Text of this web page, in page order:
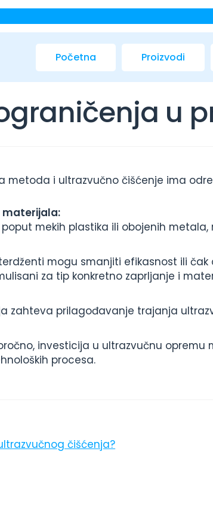
Početna Proizvodi
u
metoda i ultrazvučno čišćenje ima
poput mekih plastika ili obojenih
mogu smanjiti efikasnost ili
za tip konkretno zaprljanje i
zahteva prilagođavanje trajanja
investicija u ultrazvučnu opremu
procesa.
čišćenja?